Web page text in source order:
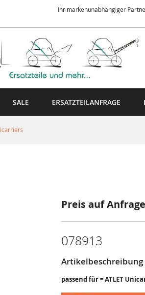
Ihr markenunabhängiger
SALE ERSATZTEILANFRAGE
Preis auf Anfrage
078913
Artikelbeschreibung
passend für = ATLET